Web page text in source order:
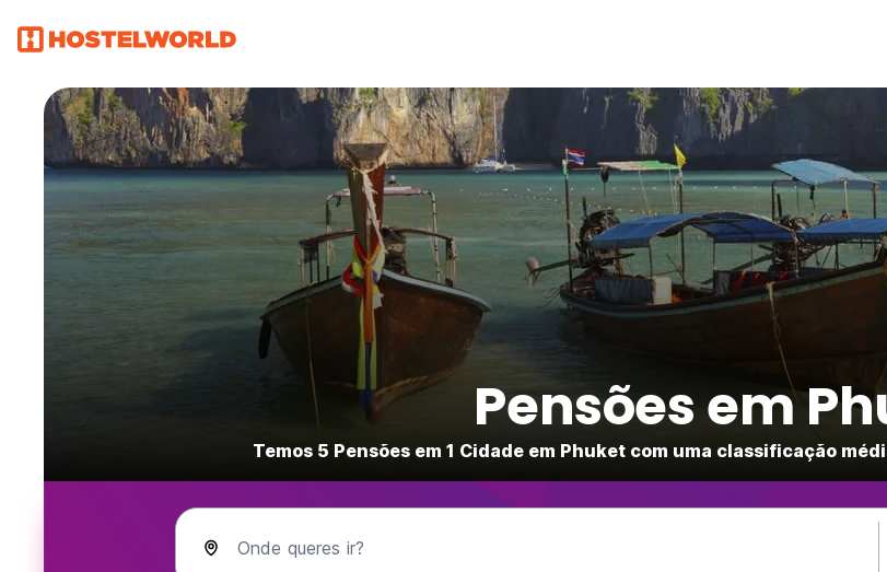
Pensões em
Temos 5 Pensões em 1 Cidade em Phuket com uma classificação
Onde queres ir?